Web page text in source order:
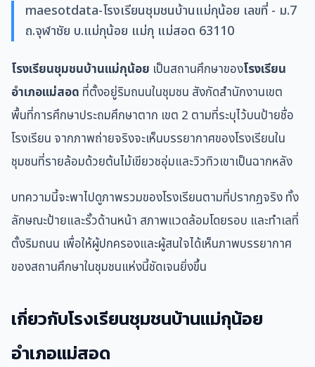
maesotdata-โรงเรียนชุมชนบ้านแม่กุน้อย เลขที่ - ม.7
ถ.จุฬาชัย บ.แม่กุน้อย แม่กุ แม่สอด 63110
โรงเรียนชุมชนบ้านแม่กุน้อย เป็นสถานศึกษาของโรงเรียน
อำเภอแม่สอด ที่ตั้งอยู่ริมถนนในชุมชน สังกัดสำนักงานเขต
พื้นที่การศึกษาประถมศึกษาตาก เขต 2 ตามที่ระบุไว้บนป้ายชื่อ
โรงเรียน จากภาพถ่ายจริงจะเห็นบรรยากาศของโรงเรียนใน
ชุมชนที่รายล้อมด้วยต้นไม้เขียวชอุ่มและวิวทิวเขาเป็นฉากหลัง
บทความนี้จะพาไปดูภาพรวมของโรงเรียนตามที่ปรากฏจริง ทั้ง
ลักษณะป้ายและรั้วด้านหน้า สภาพแวดล้อมโดยรอบ และทำเลที่
ตั้งริมถนน เพื่อให้ผู้ปกครองและผู้สนใจได้เห็นภาพบรรยากาศ
ของสถานศึกษาในชุมชนแห่งนี้ชัดเจนยิ่งขึ้น
เกี่ยวกับโรงเรียนชุมชนบ้านแม่กุน้อย
อำเภอแม่สอด